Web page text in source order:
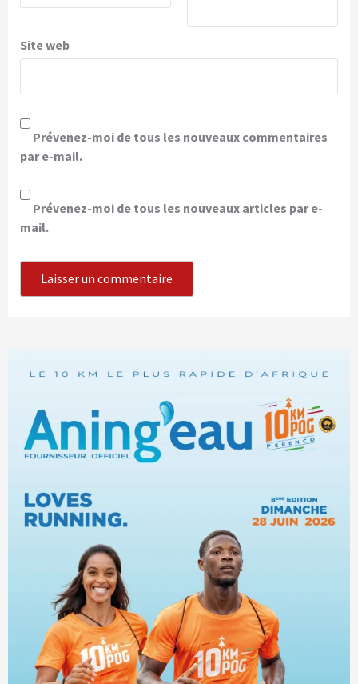
Site web
Prévenez-moi de tous les nouveaux commentaires
par e-mail.
Prévenez-moi de tous les nouveaux articles par e-
mail.